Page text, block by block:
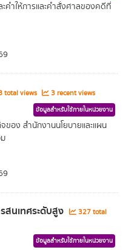
คำให้การและคำสั่งศาลของคดีที่
total views 3 recent views
ข้อมูลสำหรับใช้ภายในหน่วยงาน
ของ สำนักงานนโยบายและแผน
สนเทศระดับสูง
327 total
ข้อมูลสำหรับใช้ภายในหน่วยงาน